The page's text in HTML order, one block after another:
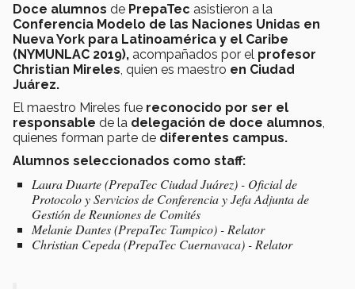
Doce alumnos de PrepaTec asistieron a la
Conferencia Modelo de las Naciones Unidas en
Nueva York para Latinoamérica y el Caribe
(NYMUNLAC 2019), acompañados por el profesor
Christian Mireles , quien es maestro en Ciudad
Juárez.
El maestro Mireles fue reconocido por ser el
responsable de la delegación de doce alumnos
quienes forman parte de diferentes campus.
Alumnos seleccionados como staff:
Laura Duarte (PrepaTec Ciudad Juárez) - Oficial de
Protocolo y Servicios de Conferencia y Jefa Adjunta de
Gestión de Reuniones de Comités
Melanie Dantes (PrepaTec Tampico) - Relator
Christian Cepeda (PrepaTec Cuernavaca) - Relator